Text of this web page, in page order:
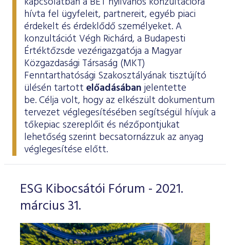
ESG Útmutató
hívta fel ügyfeleit, partnereit, egyéb piaci
érdekelt és érdeklődő személyeket. A
konzultációt Végh Richárd, a Budapesti
Értéktőzsde vezérigazgatója a Magyar
Közgazdasági Társaság (MKT)
Fenntarthatósági Szakosztályának tisztújító
ülésén tartott előadásábanjelentette
be. Célja volt, hogy az elkészült dokumentum
tervezet véglegesítésében segítségül hívjuk a
tőkepiac szereplőit és nézőpontjukat
lehetőség szerint becsatornázzuk az anyag
véglegesítése előtt.
ESG Kibocsátói Fórum - 2021.
március 31.